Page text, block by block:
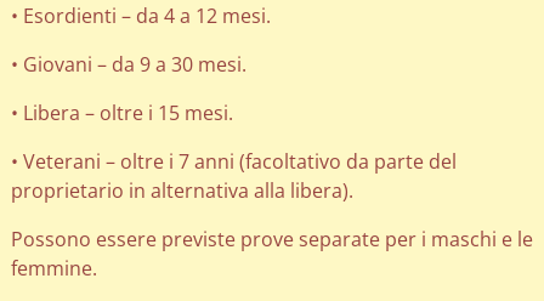
• Esordienti – da 4 a 12 mesi.
• Giovani – da 9 a 30 mesi.
• Libera – oltre i 15 mesi.
• Veterani – oltre i 7 anni (facoltativo da parte del
proprietario in alternativa alla libera).
Possono essere previste prove separate per i maschi e le
femmine.